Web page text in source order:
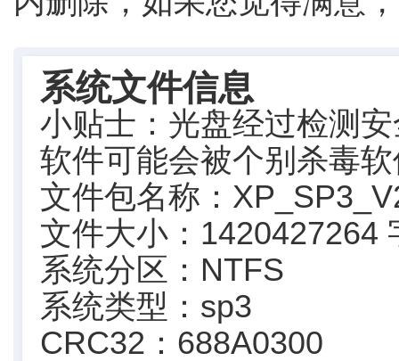
系统文件信息
小贴士：光盘经过检测
软件可能会被个别杀毒
文件包名称：
文件大小：1420427264
系统分区：NTFS
系统类型：sp3
CRC32：688A0300